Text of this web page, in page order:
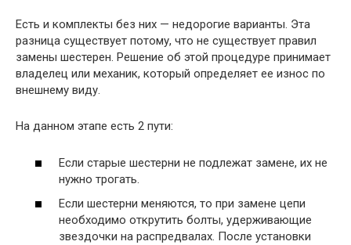
Есть и комплекты без них — недорогие варианты. Эта
разница существует потому, что не существует правил
замены шестерен. Решение об этой процедуре принимает
владелец или механик, который определяет ее износ по
внешнему виду.
На данном этапе есть 2 пути:
Если старые шестерни не подлежат замене, их не
нужно трогать.
Если шестерни меняются, то при замене цепи
необходимо открутить болты, удерживающие
звездочки на распредвалах. После установки